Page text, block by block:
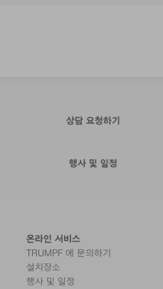
상담 요청하기
행사 및 일정
온라인 서비스
TRUMPF 에 문의하기
설치장소
행사 및 일정